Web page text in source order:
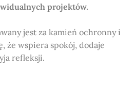
projektów.
jest za kamień ochronny i
że wspiera spokój, dodaje
refleksji.